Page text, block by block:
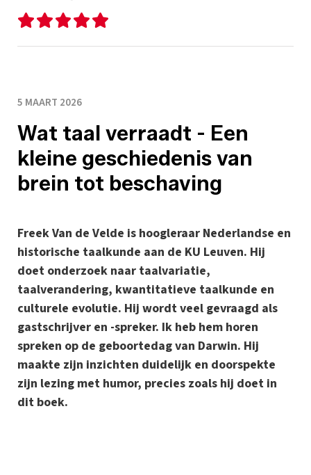
5 MAART 2026
Wat taal verraadt - Een
kleine geschiedenis van
brein tot beschaving
Freek Van de Velde is hoogleraar Nederlandse en
historische taalkunde aan de KU Leuven. Hij
doet onderzoek naar taalvariatie,
taalverandering, kwantitatieve taalkunde en
culturele evolutie. Hij wordt veel gevraagd als
gastschrijver en -spreker. Ik heb hem horen
spreken op de geboortedag van Darwin. Hij
maakte zijn inzichten duidelijk en doorspekte
zijn lezing met humor, precies zoals hij doet in
dit boek.